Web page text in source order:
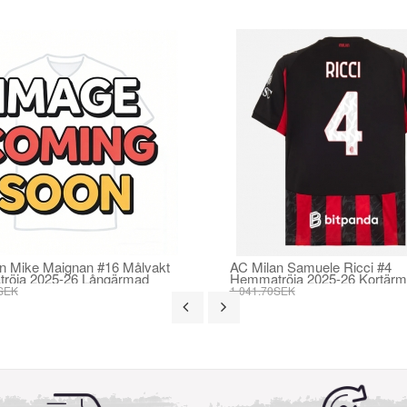
Mike Maignan #16 Målvakt
2025-26 Långärmad
AC Milan Samuele Ricci #4
Hemmatröja 2025-26
1 041.70SEK